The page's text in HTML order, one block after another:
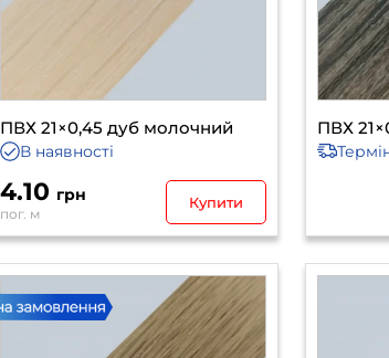
ПВХ 21×0,45 дуб молочний
В наявності
4.10 грн
пог. м
Купити
ПВХ